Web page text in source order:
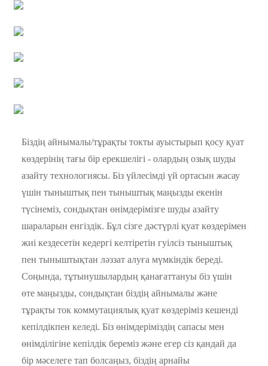
Біздің айнымалы/тұрақты токты ауыстырып қосу қуат
көздерінің тағы бір ерекшелігі - олардың озық шуды
азайту технологиясы. Біз үйлесімді үй ортасын жасау
үшін тыныштық пен тыныштық маңызды екенін
түсінеміз, сондықтан өнімдерімізге шуды азайту
шараларын енгіздік. Бұл сізге дәстүрлі қуат көздерімен
жиі кездесетін кедергі келтіретін гуілсіз тыныштық
пен тыныштықтан ләззат алуға мүмкіндік береді.
Соңында, тұтынушылардың қанағаттануы біз үшін
өте маңызды, сондықтан біздің айнымалы және
тұрақты ток коммутациялық қуат көздеріміз кешенді
кепілдікпен келеді. Біз өнімдеріміздің сапасы мен
өнімділігіне кепілдік береміз және егер сіз қандай да
бір мәселеге тап болсаңыз, біздің арнайы